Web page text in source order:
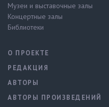
Музеи и выставочные залы
Концертные залы
Библиотеки
О ПРОЕКТЕ
РЕДАКЦИЯ
АВТОРЫ
АВТОРЫ ПРОИЗВЕДЕНИЙ